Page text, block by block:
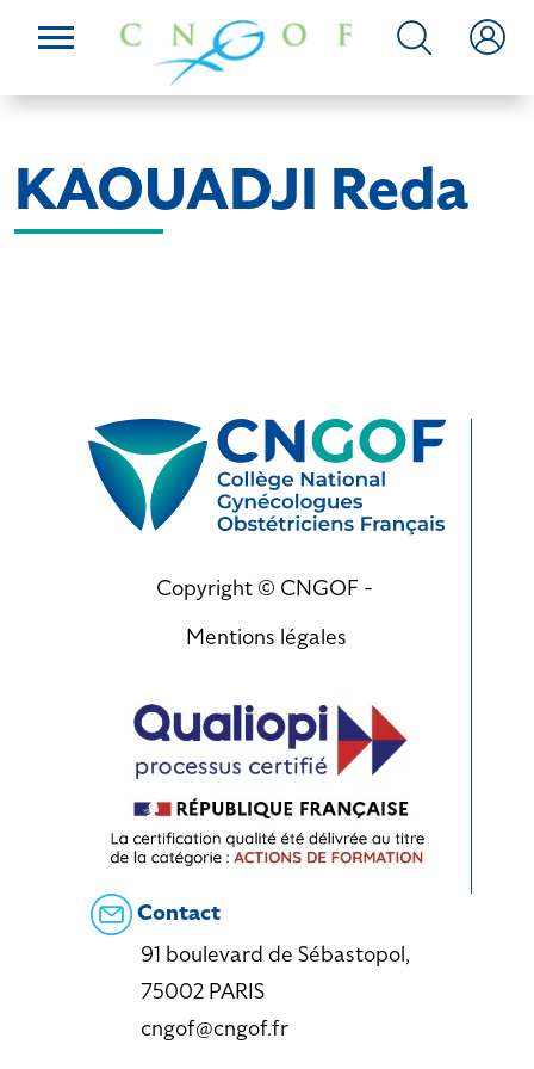
KAOUADJI Reda
Copyright © CNGOF -
Mentions légales
Contact
91 boulevard de Sébastopol,
75002 PARIS
cngof@cngof.fr